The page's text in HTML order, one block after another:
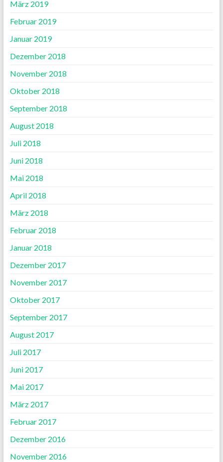
März 2019
Februar 2019
Januar 2019
Dezember 2018
November 2018
Oktober 2018
September 2018
August 2018
Juli 2018
Juni 2018
Mai 2018
April 2018
März 2018
Februar 2018
Januar 2018
Dezember 2017
November 2017
Oktober 2017
September 2017
August 2017
Juli 2017
Juni 2017
Mai 2017
März 2017
Februar 2017
Dezember 2016
November 2016